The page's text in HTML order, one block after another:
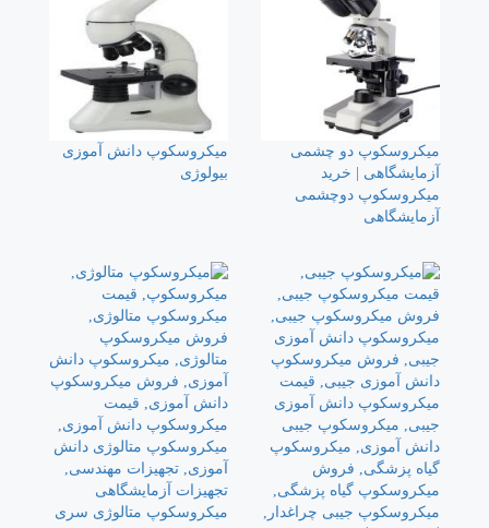
میکروسکوپ دو چشمی
آزمایشگاهی | خرید
میکروسکوپ دوچشمی
آزمایشگاهی
میکروسکوپ دانش آموزی
بیولوژی
میکروسکوپ متالوژی سری